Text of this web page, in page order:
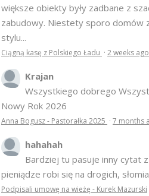
większe obiekty były zadbane z
zabudowy. Niestety sporo domów
stylu...
Ciągną kasę z Polskiego Ładu · 2 weeks ago
Krajan
Wszystkiego dobrego
Nowy Rok 2026
Anna Bogusz - Pastorałka 2025 · 7 months
hahahah
Bardziej tu pasuje inny cytat
pieniądze robi się na drogich,
Podpisali umowę na wieżę - Kurek Mazurski